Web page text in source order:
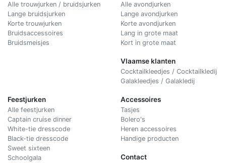
Alle trouwjurken / bruidsjurken
Lange bruidsjurken
Korte trouwjurken
Bruidsaccessoires
Bruidsmeisjes
Alle avondjurken
Lange avondjurken
Korte avondjurken
Lang in grote maat
Kort in grote maat
Vlaamse klanten
Cocktailkleedjes / Cocktailkledij
Galakleedjes / Galakledij
Feestjurken
Alle feestjurken
Captain cruise dinner
White-tie dresscode
Black-tie dresscode
Sweet sixteen
Schoolgala
Accessoires
Tasjes
Bolero's
Heren accessoires
Handige producten
Contact